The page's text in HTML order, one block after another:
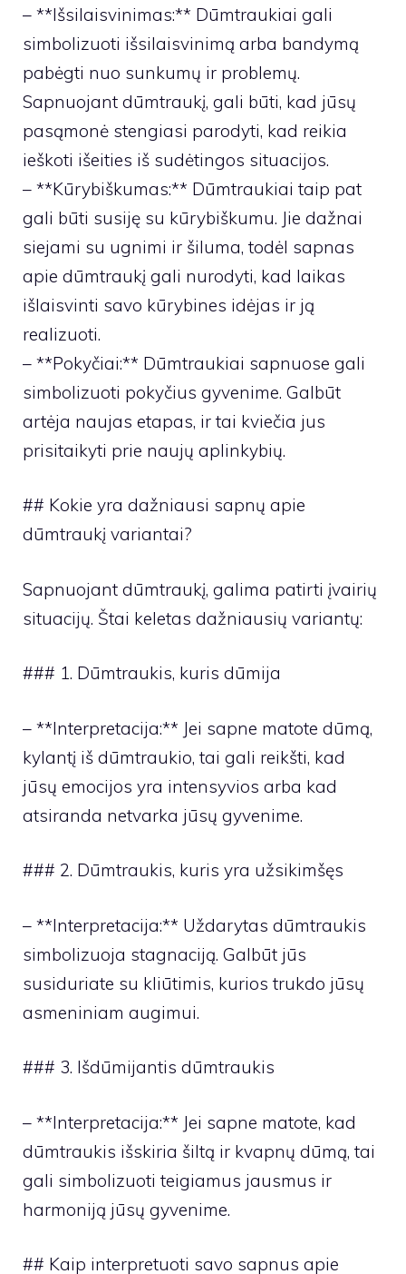
– **Išsilaisvinimas:** Dūmtraukiai gali
simbolizuoti išsilaisvinimą arba bandymą
pabėgti nuo sunkumų ir problemų.
Sapnuojant dūmtraukį, gali būti, kad jūsų
pasąmonė stengiasi parodyti, kad reikia
ieškoti išeities iš sudėtingos situacijos.
– **Kūrybiškumas:** Dūmtraukiai taip pat
gali būti susiję su kūrybiškumu. Jie dažnai
siejami su ugnimi ir šiluma, todėl sapnas
apie dūmtraukį gali nurodyti, kad laikas
išlaisvinti savo kūrybines idėjas ir ją
realizuoti.
– **Pokyčiai:** Dūmtraukiai sapnuose gali
simbolizuoti pokyčius gyvenime. Galbūt
artėja naujas etapas, ir tai kviečia jus
prisitaikyti prie naujų aplinkybių.
## Kokie yra dažniausi sapnų apie
dūmtraukį variantai?
Sapnuojant dūmtraukį, galima patirti įvairių
situacijų. Štai keletas dažniausių variantų:
### 1. Dūmtraukis, kuris dūmija
– **Interpretacija:** Jei sapne matote dūmą,
kylantį iš dūmtraukio, tai gali reikšti, kad
jūsų emocijos yra intensyvios arba kad
atsiranda netvarka jūsų gyvenime.
### 2. Dūmtraukis, kuris yra užsikimšęs
– **Interpretacija:** Uždarytas dūmtraukis
simbolizuoja stagnaciją. Galbūt jūs
susiduriate su kliūtimis, kurios trukdo jūsų
asmeniniam augimui.
### 3. Išdūmijantis dūmtraukis
– **Interpretacija:** Jei sapne matote, kad
dūmtraukis išskiria šiltą ir kvapnų dūmą, tai
gali simbolizuoti teigiamus jausmus ir
harmoniją jūsų gyvenime.
## Kaip interpretuoti savo sapnus apie